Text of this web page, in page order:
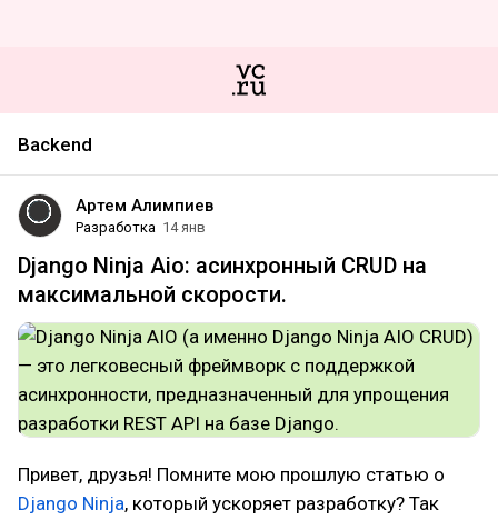
Backend
Артем Алимпиев
Разработка 14 янв
Django Ninja Aio: асинхронный CRUD на
максимальной скорости.
Привет, друзья! Помните мою прошлую статью о
Django Ninja, который ускоряет разработку? Так